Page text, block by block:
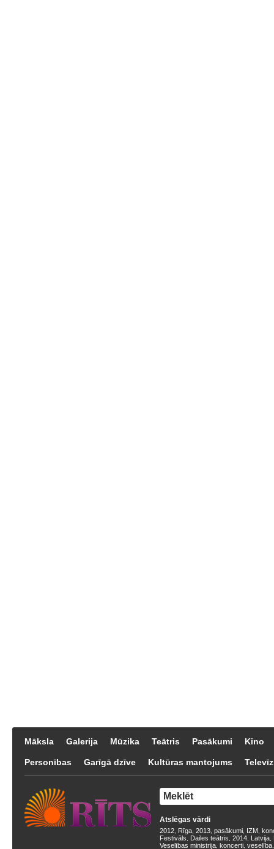
Māksla Galerija Mūzika Teātris Pasākumi Kino
Personības Garīgā dzīve Kultūras mantojums
Atslēgas vārdi
2012 Rīga 2013 pasākumi IZM
Festivāls
Dailes teātris 2014 Latvija
Veselības ministrija koncerti veselība